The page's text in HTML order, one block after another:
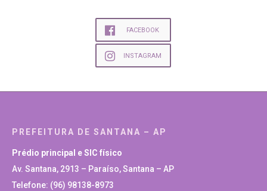
FACEBOOK
INSTAGRAM
PREFEITURA DE SANTANA – AP
Prédio principal e SIC físico
Av. Santana, 2913 – Paraíso, Santana – AP
Telefone: (96) 98138-8973